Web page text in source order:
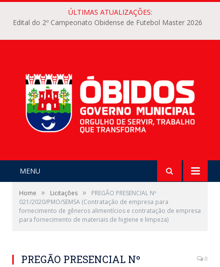
ÚLTIMAS ATUALIZAÇÕES:
Edital do 2º Campeonato Obidense de Futebol Master 2026
MENU
Home » Licitações »
PREGÃO PRESENCIAL Nº
021/2020/PMO/SEMSA (Contratação de empresa para
fornecimento de gêneros alimentícios e contratação de empresa
para fornecimento de materiais de higiene e limpeza)
PREGÃO PRESENCIAL Nº
0